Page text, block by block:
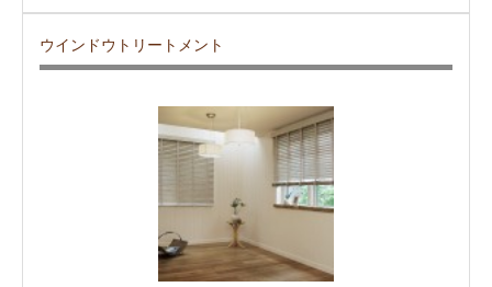
ウインドウトリートメント